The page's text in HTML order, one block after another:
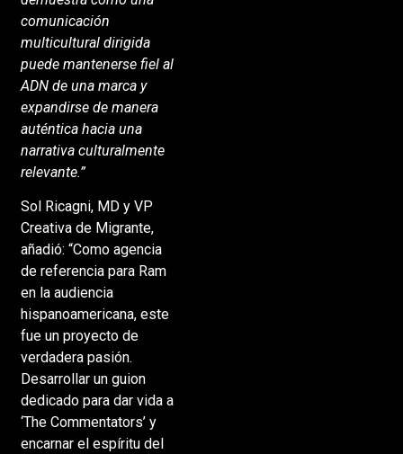
comunicación
multicultural dirigida
puede mantenerse fiel al
ADN de una marca y
expandirse de manera
auténtica hacia una
narrativa culturalmente
relevante.”
Sol Ricagni, MD y VP
Creativa de Migrante,
añadió: “Como agencia
de referencia para Ram
en la audiencia
hispanoamericana, este
fue un proyecto de
verdadera pasión.
Desarrollar un guion
dedicado para dar vida a
‘The Commentators’ y
encarnar el espíritu del